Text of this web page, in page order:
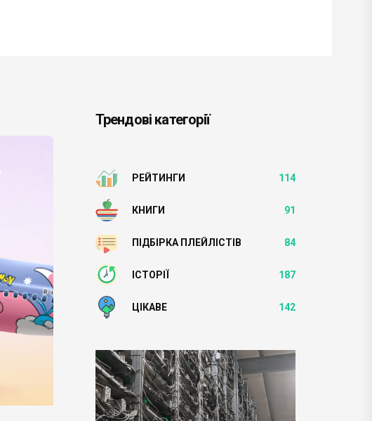
Трендові категорії
РЕЙТИНГИ 114
КНИГИ 91
ПІДБІРКА ПЛЕЙЛІСТІВ 84
ІСТОРІЇ 187
ЦІКАВЕ 142